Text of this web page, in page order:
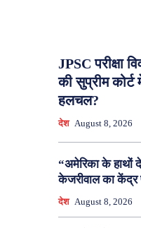
JPSC परीक्षा
की सुप्रीम
हलचल?
देश August 8, 2026
“अमेरिका के हाथों
केजरीवाल का केंद्र
देश August 8, 2026